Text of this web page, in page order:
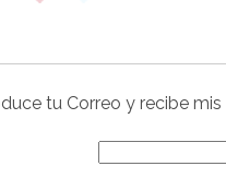
tu Correo y recibe